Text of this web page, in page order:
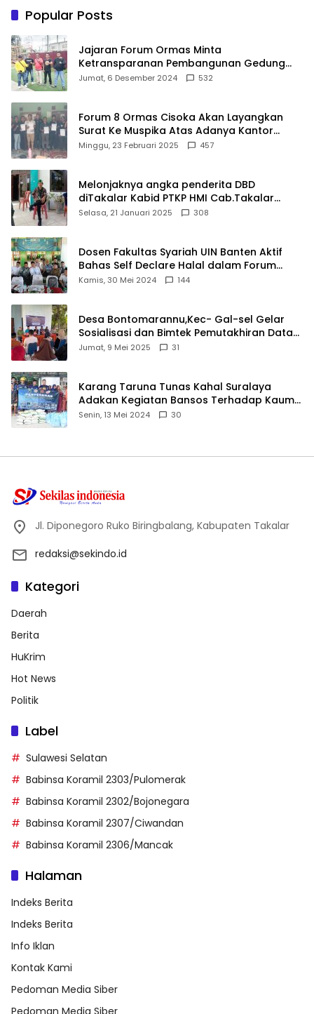
Popular Posts
Jajaran Forum Ormas Minta
Ketransparanan Pembangunan Gedung
Damkar Di Kecamatan Cisoka
Jumat, 6 Desember 2024 532
Forum 8 Ormas Cisoka Akan Layangkan
Surat Ke Muspika Atas Adanya Kantor
Matel di Cisoka
Minggu, 23 Februari 2025 457
Melonjaknya angka penderita DBD
diTakalar Kabid PTKP HMI Cab.Takalar
angkat bicara
Selasa, 21 Januari 2025 308
Dosen Fakultas Syariah UIN Banten Aktif
Bahas Self Declare Halal dalam Forum
Ijtima Ulama MUI
Kamis, 30 Mei 2024 144
Desa Bontomarannu,Kec- Gal-sel Gelar
Sosialisasi dan Bimtek Pemutakhiran Data
ID
Jumat, 9 Mei 2025 31
Karang Taruna Tunas Kahal Suralaya
Adakan Kegiatan Bansos Terhadap Kaum
Dhuafa dan Anak Yatim-Piatu
Senin, 13 Mei 2024 30
Jl. Diponegoro Ruko Biringbalang, Kabupaten Takalar
redaksi@sekindo.id
Kategori
Daerah
Berita
HuKrim
Hot News
Politik
Label
Sulawesi Selatan
Babinsa Koramil 2303/Pulomerak
Babinsa Koramil 2302/Bojonegara
Babinsa Koramil 2307/Ciwandan
Babinsa Koramil 2306/Mancak
Halaman
Indeks Berita
Indeks Berita
Info Iklan
Kontak Kami
Pedoman Media Siber